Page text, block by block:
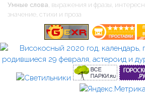
Умные слова , выражения и фразы,
значение, стихи и проза